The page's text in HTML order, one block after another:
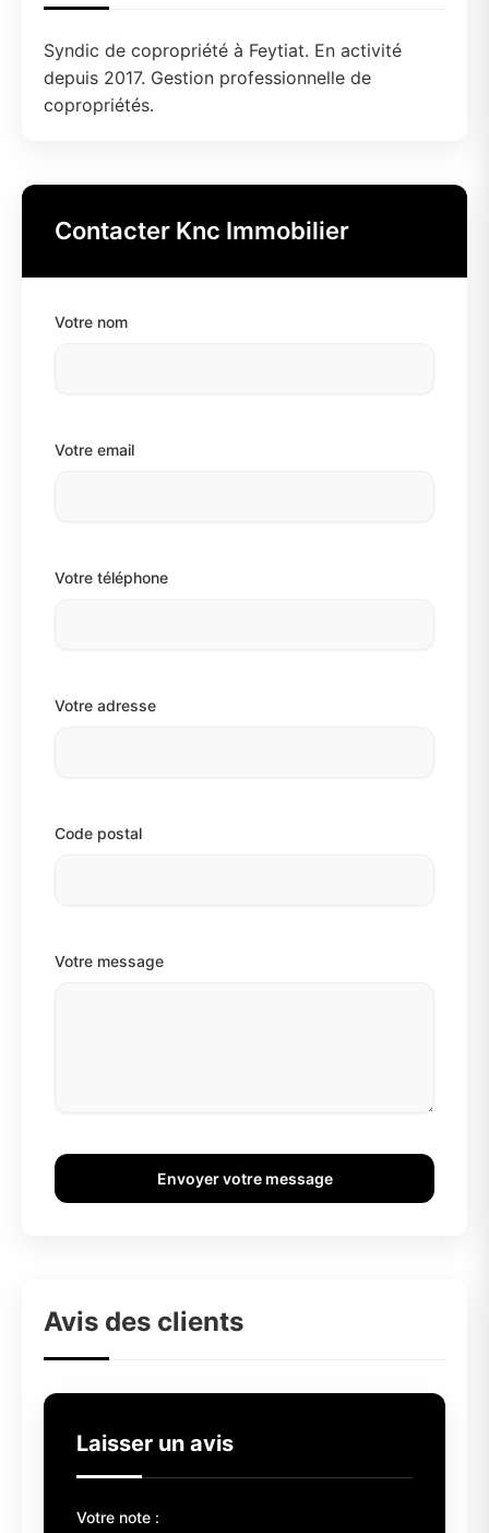
Syndic de copropriété à Feytiat. En activité
depuis 2017. Gestion professionnelle de
copropriétés.
Contacter Knc Immobilier
Votre nom
Votre email
Votre téléphone
Votre adresse
Code postal
Votre message
Envoyer votre message
Avis des clients
Laisser un avis
Votre note :